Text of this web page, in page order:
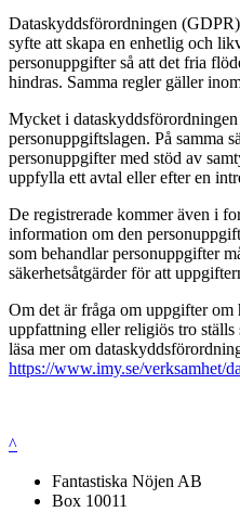
Dataskyddsförordningen
syfte att skapa en enhetlig och
personuppgifter så att det fria
hindras. Samma regler gäller
Mycket i
personuppgiftslagen. På samma
personuppgifter med stöd av
uppfylla ett avtal eller efter en
De registrerade kommer även i
information om den
som behandlar personuppgifter
säkerhetsåtgärder för att
Om det är fråga om uppgifter
uppfattning eller religiös tro
läsa mer om
https://www.imy.se/verksamhet/
^
Fantastiska Nöjen AB
Box 10011